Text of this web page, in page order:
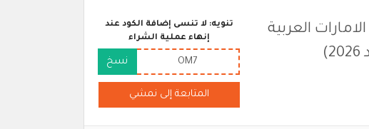
العربية
تنويه: لا تنسى إضافة الكود عند
إنهاء عملية الشراء
OM7 نسخ
المتابعة إلى نمشي